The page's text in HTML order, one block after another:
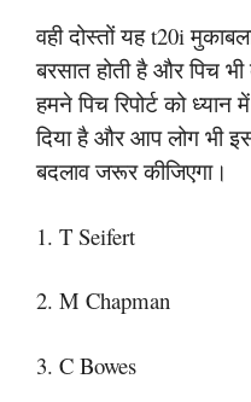
वही दोस्तों यह t20i
बरसात होती है और पिच
हमने पिच रिपोर्ट को
दिया है और आप लोग भी
बदलाव जरूर कीजिएगा।
1. T Seifert
2. M Chapman
3. C Bowes